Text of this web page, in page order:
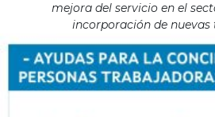
mejora del servicio en el
incorporación de nuevas